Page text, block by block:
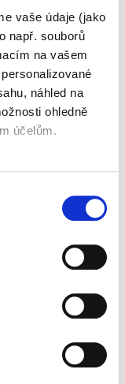
vaše údaje (jako
např. souborů
na vašem
náhled na
ohledně
účelům.
osobní
odvolat v
funkcí